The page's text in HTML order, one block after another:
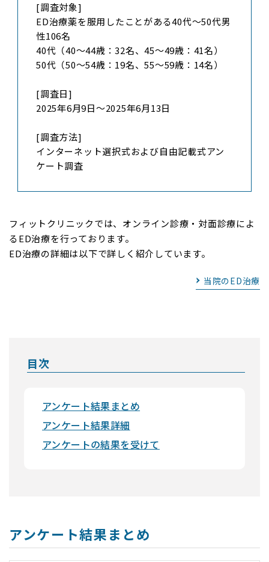
[調査対象]
ED治療薬を服用したことがある40代～50代男
性106名
40代（40～44歳：32名、45～49歳：41名）
50代（50～54歳：19名、55～59歳：14名）
[調査日]
2025年6月9日～2025年6月13日
[調査方法]
インターネット選択式および自由記載式アン
ケート調査
フィットクリニックでは、オンライン診療・対面診療によ
るED治療を行っております。
ED治療の詳細は以下で詳しく紹介しています。
当院のED治療
目次
アンケート結果まとめ
アンケート結果詳細
アンケートの結果を受けて
アンケート結果まとめ